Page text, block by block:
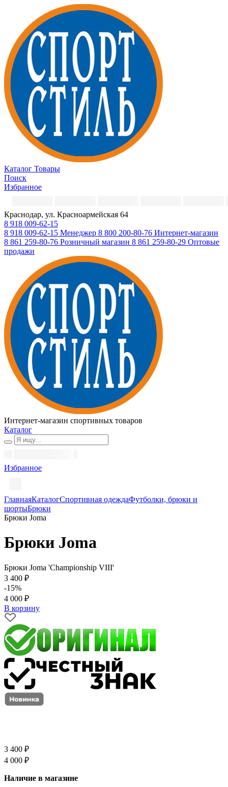
Каталог Товары
Поиск
Избранное
Краснодар, ул. Красноармейская 64
8 918 009-62-15
8 918 009-62-15 Менеджер 8 800 200-80-76 Интернет-магазин
8 861 259-80-76 Розничный магазин 8 861 259-80-29 Оптовые
продажи
Интернет-магазин спортивных товаров
Каталог
Избранное
ГлавнаяКаталогСпортивная одеждаФутболки, брюки и
шортыБрюки
Брюки Joma
Брюки Joma
Брюки Joma 'Championship VIII'
3 400 ₽
-15%
4 000 ₽
В корзину
3 400 ₽
4 000 ₽
Наличие в магазине